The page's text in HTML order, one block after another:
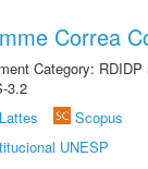
Correa
Category: RDIDP
3.2
Scopus
UNESP